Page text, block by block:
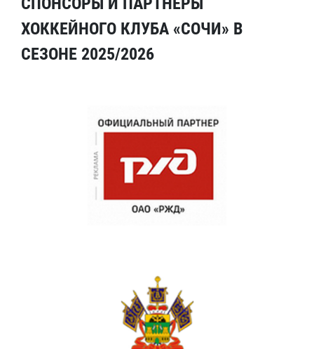
ХОККЕЙНОГО КЛУБА «СОЧИ» В
СЕЗОНЕ 2025/2026